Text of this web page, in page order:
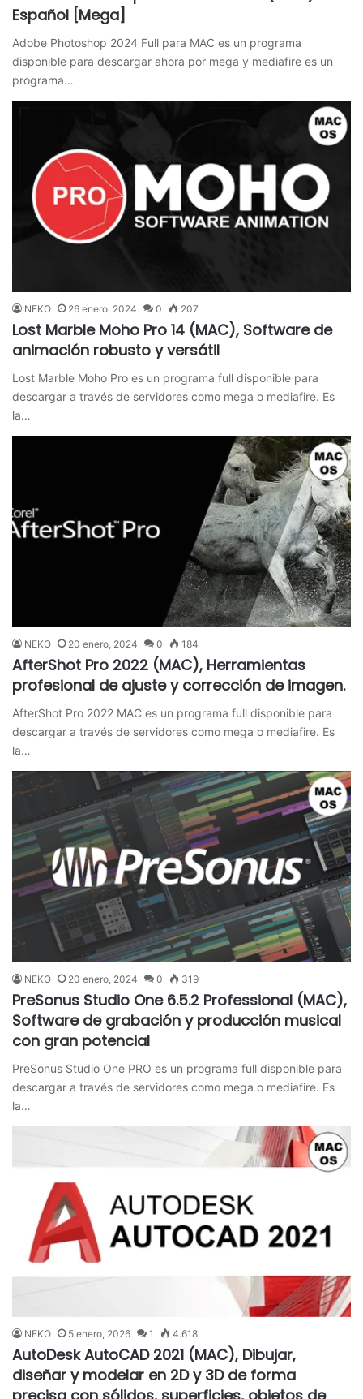
Español [Mega]
Adobe Photoshop 2024 Full para MAC es un programa
disponible para descargar ahora por mega y mediafire es un
programa…
NEKO 26 enero, 2024 0 207
Lost Marble Moho Pro 14 (MAC), Software de
animación robusto y versátil
Lost Marble Moho Pro es un programa full disponible para
descargar a través de servidores como mega o mediafire. Es
la…
NEKO 20 enero, 2024 0 184
AfterShot Pro 2022 (MAC), Herramientas
profesional de ajuste y corrección de imagen.
AfterShot Pro 2022 MAC es un programa full disponible para
descargar a través de servidores como mega o mediafire. Es
la…
NEKO 20 enero, 2024 0 319
PreSonus Studio One 6.5.2 Professional (MAC),
Software de grabación y producción musical
con gran potencial
PreSonus Studio One PRO es un programa full disponible para
descargar a través de servidores como mega o mediafire. Es
la…
NEKO 5 enero, 2026 1 4.618
AutoDesk AutoCAD 2021 (MAC), Dibujar,
diseñar y modelar en 2D y 3D de forma